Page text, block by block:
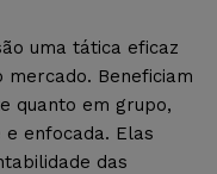
uma tática eficaz
Beneficiam
quanto em grupo,
enfocada. Elas
das